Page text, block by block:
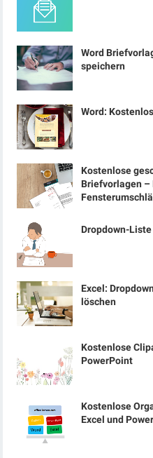
Word
speichern
Word:
Kostenlose
Briefvorlagen
Dropdown-
Excel:
löschen
Kostenlose
PowerPoint
Kostenlose
Excel und